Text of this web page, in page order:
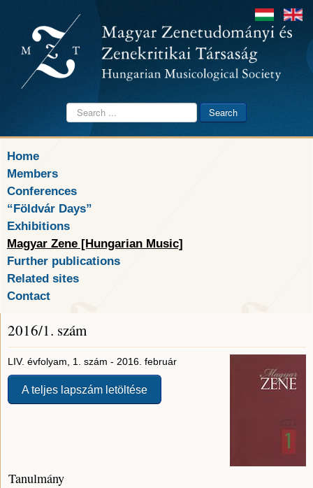
Search
...
Search
Home
Members
Conferences
“Földvár Days”
Exhibitions
Magyar Zene [Hungarian Music]
Further publications
Related sites
Contact
2016/1. szám
LIV. évfolyam, 1. szám - 2016. február
A teljes lapszám letöltése
Tanulmány